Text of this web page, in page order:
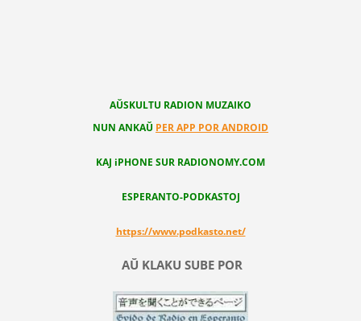
AŬSKULTU RADION MUZAIKO
NUN ANKAŬ PER APP POR ANDROID
KAJ iPHONE SUR RADIONOMY.COM
ESPERANTO-PODKASTOJ
https://www.podkasto.net/
AŬ KLAKU SUBE POR